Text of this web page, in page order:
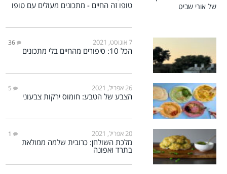
טופו זה החיים - מתכונים מעולים עם טופו
7 אוגוסט, 2021 36
הכל 10: סיפורים מהחיים בלי מתכונים
26 אפריל, 2021 5
הצבע של הטבע: חומוס ירקות צבעוני
20 אפריל, 2021 1
מלכת השולחן: כרובית שלמה ממולאת
בתרד ואפונה